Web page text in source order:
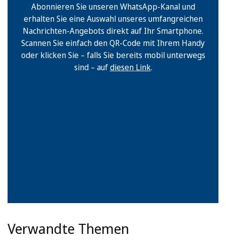
Abonnieren Sie unseren WhatsApp-Kanal und
erhalten Sie eine Auswahl unseres umfangreichen
Nachrichten-Angebots direkt auf Ihr Smartphone.
Scannen Sie einfach den QR-Code mit Ihrem Handy
oder klicken Sie – falls Sie bereits mobil unterwegs
sind – aufdiesen Link.
Verwandte Themen